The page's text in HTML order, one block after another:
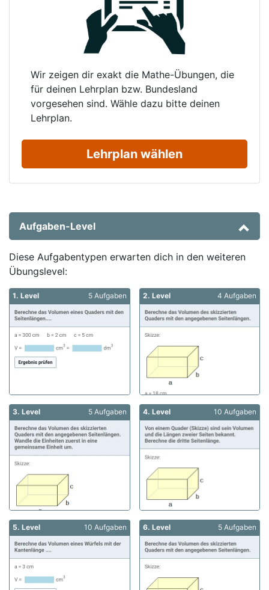
Wir zeigen dir exakt die Mathe-Übungen, die
für deinen Lehrplan bzw. Bundesland
vorgesehen sind. Wähle dazu bitte deinen
Lehrplan.
Lehrplan wählen
Aufgaben-Level
Diese Aufgabentypen erwarten dich in den weiteren
Übungslevel:
1. Level 5 Aufgaben 2. Level 4 Aufgaben
3. Level 5 Aufgaben 4. Level 10 Aufgaben
5. Level 10 Aufgaben 6. Level 5 Aufgaben